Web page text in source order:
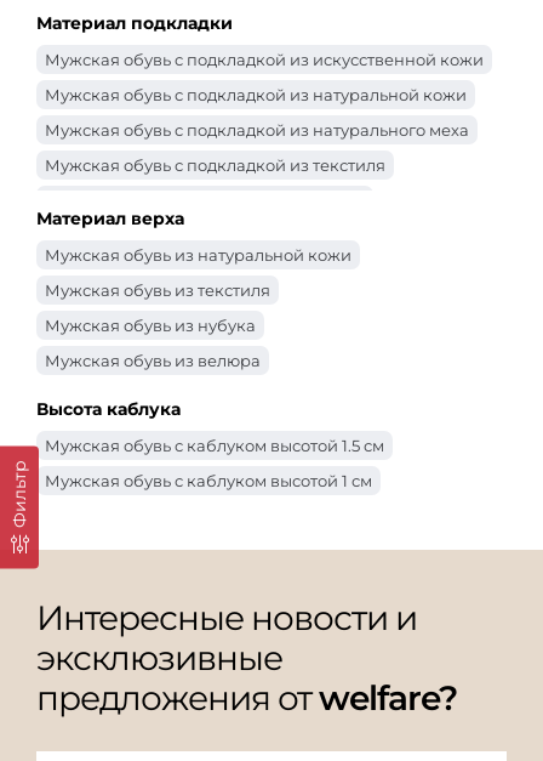
Фильтр
Материал подкладки
Мужская обувь с подкладкой из искусственной кожи
Мужская обувь с подкладкой из натуральной кожи
Мужская обувь с подкладкой из натурального меха
Мужская обувь с подкладкой из текстиля
Материал верха
Мужская обувь из натуральной кожи
Мужская обувь из текстиля
Мужская обувь из нубука
Мужская обувь из велюра
Высота каблука
Мужская обувь с каблуком высотой 1.5 см
Мужская обувь с каблуком высотой 1 см
Интересные новости и
эксклюзивные
предложения отwelfare?